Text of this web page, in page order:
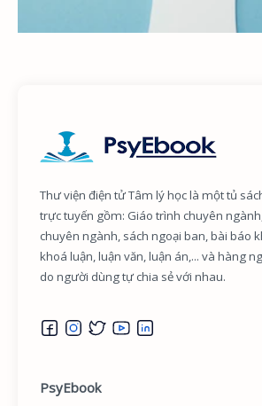
Thư viện điện tử Tâm lý học là một tủ
trực tuyến gồm: Giáo trình chuyên
chuyên ngành, sách ngoại ban, bài báo
khoá luận, luận văn, luận án,... và hàng
do người dùng tự chia sẻ với nhau.
PsyEbook